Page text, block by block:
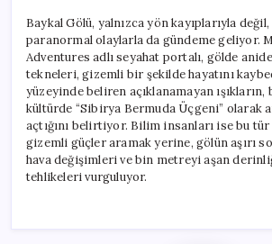
Baykal Gölü, yalnızca yön kayıplarıyla
paranormal olaylarla da gündeme geliyor.
Adventures adlı seyahat portalı, gölde
tekneleri, gizemli bir şekilde hayatını
yüzeyinde beliren açıklanamayan ışıkların,
kültürde “Sibirya Bermuda Üçgeni” olarak
açtığını belirtiyor. Bilim insanları ise bu
gizemli güçler aramak yerine, gölün aşırı
hava değişimleri ve bin metreyi aşan
tehlikeleri vurguluyor.